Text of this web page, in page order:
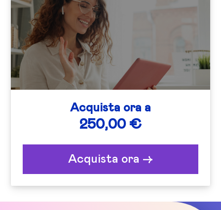
Acquista ora a
250,00 €
Acquista ora ->